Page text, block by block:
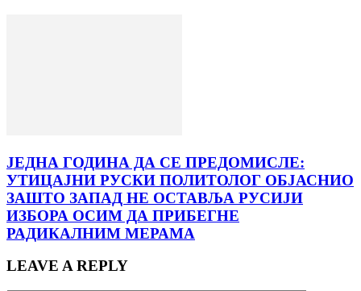
ЈЕДНА ГОДИНА ДА СЕ ПРЕДОМИСЛЕ:
УТИЦАЈНИ РУСКИ ПОЛИТОЛОГ ОБЈАСНИО
ЗАШТО ЗАПАД НЕ ОСТАВЉА РУСИЈИ
ИЗБОРА ОСИМ ДА ПРИБЕГНЕ
РАДИКАЛНИМ МЕРАМА
LEAVE A REPLY